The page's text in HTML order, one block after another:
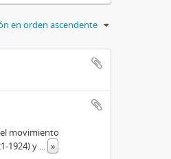
en orden ascendente
movimiento
1924) y ... »